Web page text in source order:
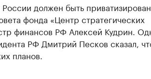
должен быть приватизирован,
фонда «Центр стратегических
финансов РФ Алексей Кудрин.
РФ Дмитрий Песков сказал,
планов.